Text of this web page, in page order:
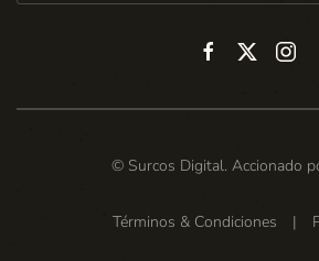
© Surcos Digital. Accionado
Términos & Condiciones |